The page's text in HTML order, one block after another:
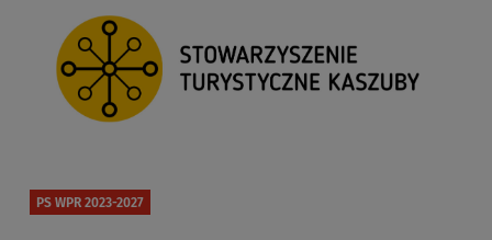
PS WPR 2023-2027